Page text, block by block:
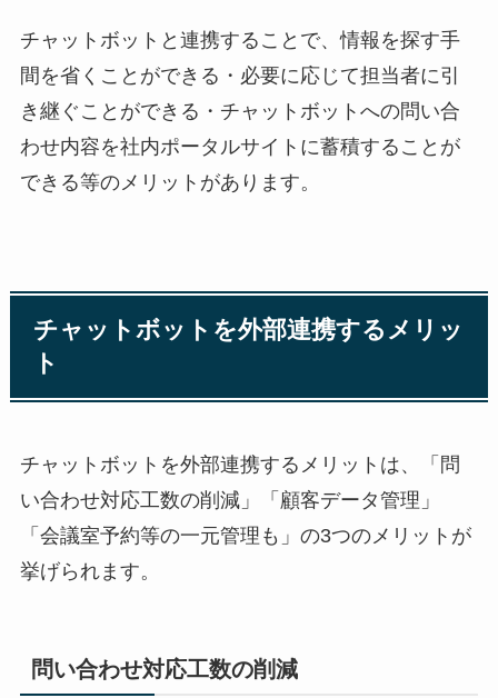
チャットボットと連携することで、情報を探す手
間を省くことができる・必要に応じて担当者に引
き継ぐことができる・チャットボットへの問い合
わせ内容を社内ポータルサイトに蓄積することが
できる等のメリットがあります。
チャットボットを外部連携するメリッ
ト
チャットボットを外部連携するメリットは、「問
い合わせ対応工数の削減」「顧客データ管理」
「会議室予約等の一元管理も」の3つのメリットが
挙げられます。
問い合わせ対応工数の削減